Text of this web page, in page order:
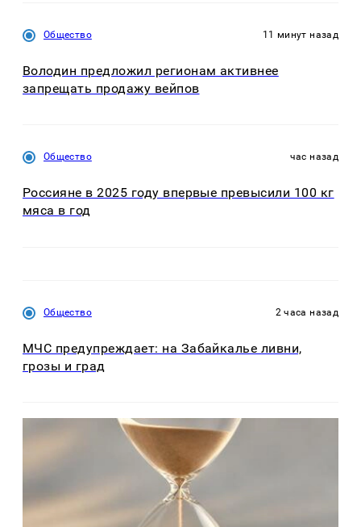
Общество 11 минут назад
Володин предложил регионам активнее
запрещать продажу вейпов
Общество час назад
Россияне в 2025 году впервые превысили 100 кг
мяса в год
Общество 2 часа назад
МЧС предупреждает: на Забайкалье ливни,
грозы и град